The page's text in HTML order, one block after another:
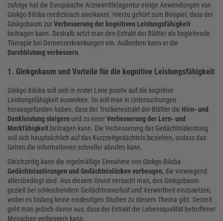
zufolge hat die Europäische Arzneimittelagentur einige Anwendungen von
Ginkgo Biloba medizinisch anerkannt. Hierzu gehört zum Beispiel, dass der
Ginkgobaum zurVerbesserung der kognitiven Leistungsfähigkeit
beitragen kann. Deshalb setzt man den Extrakt der Blätter als begleitende
Therapie bei Demenzerkrankungen ein. Außerdem kann er die
Durchblutung verbessern.
1. Ginkgobaum und Vorteile für die kognitive Leistungsfähigkeit
Ginkgo Biloba soll sich in erster Linie positiv auf die kognitive
Leistungsfähigkeit auswirken. So soll man in Untersuchungen
herausgefunden haben, dass der Trockenextrakt der Blätter die Hirn- und
Denkleistung steigern und zu einerVerbesserung der Lern- und
Merkfähigkeit beitragen kann. Die Verbesserung der Gedächtnisleistung
soll sich hauptsächlich auf das Kurzzeitgedächtnis beziehen, sodass das
Gehirn die Informationen schneller abrufen kann.
Gleichzeitig kann die regelmäßige Einnahme von Ginkgo Biloba
Gedächtnisstörungen und Gedächtnislücken vorbeugen, die vorwiegend
altersbedingt sind. Aus diesem Grund versucht man, den Ginkgobaum
gezielt bei schleichendem Gedächtnisverlust und Verwirrtheit einzusetzen,
wobei es bislang keine eindeutigen Studien zu diesem Thema gibt. Derzeit
geht man jedoch davon aus, dass der Extrakt die Lebensqualität betroffener
Menschen verbessern kann.